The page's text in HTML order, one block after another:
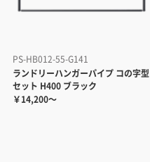
PS-HB012-55-G141
ランドリーハンガーパイプ コの字型
セット H400 ブラック
￥14,200～